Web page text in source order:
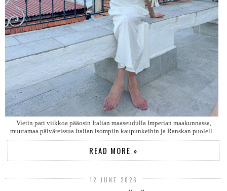
Vietin pari viikkoa pääosin Italian maaseudulla Imperian maakunnassa,
muutamaa päiväreissua Italian isompiin kaupunkeihin ja Ranskan puolell...
READ MORE »
12 JUNE 2026